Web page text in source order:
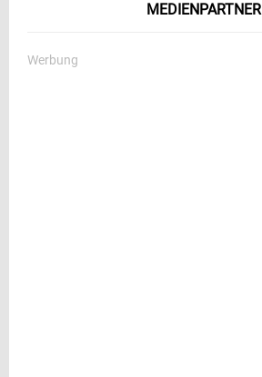
MEDIENPARTNER
Werbung